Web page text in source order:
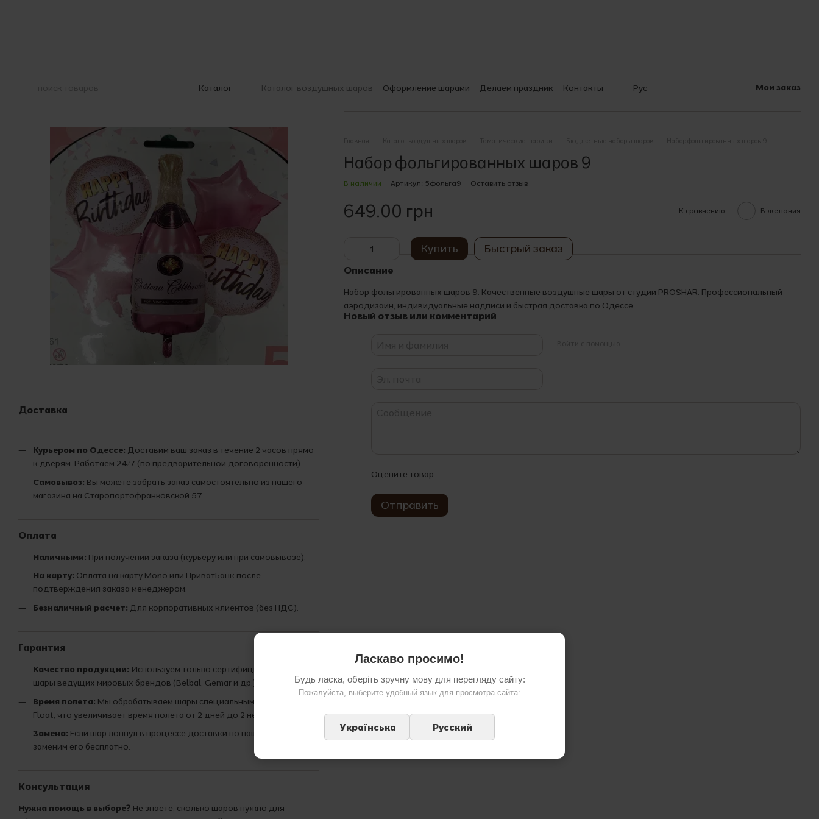
Каталог Каталог воздушных шаров Оформление шарами Делаем праздник
Контакты
Рус Мой заказ
Доставка
Курьером по Одессе: Доставим ваш заказ в течение 2 часов прямо
к дверям. Работаем 24/7 (по предварительной договоренности).
Самовывоз: Вы можете забрать заказ самостоятельно из нашего
магазина на Старопортофранковской 57.
Оплата
Наличными: При получении заказа (курьеру или при самовывозе).
На карту: Оплата на карту Mono или ПриватБанк после
подтверждения заказа менеджером.
Безналичный расчет: Для корпоративных клиентов (без НДС).
Гарантия
Качество продукции: Используем только сертифицированные
шары ведущих мировых брендов (Belbal, Gemar и др.).
Время полета: Мы обрабатываем шары специальным составом Hi-
Float, что увеличивает время полета от 2 дней до 2 недель.
Замена: Если шар лопнул в процессе доставки по нашей вине — мы
заменим его бесплатно.
Консультация
Нужна помощь в выборе? Не знаете, сколько шаров нужно для
Набор фольгированных шаров 9
В наличии Артикул: 5фольга9 Оставить отзыв
649.00 грн К сравнению В желания
Купить Быстрый заказ
Описание
Набор фольгированных шаров 9. Качественные воздушные шары от студии PROSHAR. Профессиональный
аэродизайн, индивидуальные надписи и быстрая доставка по Одессе.
Новый отзыв или комментарий
Оцените товар
Отправить
Ласкаво просимо!
Будь ласка, оберіть зручну мову для перегляду сайту:
Пожалуйста, выберите удобный язык для просмотра сайта:
Українська Русский